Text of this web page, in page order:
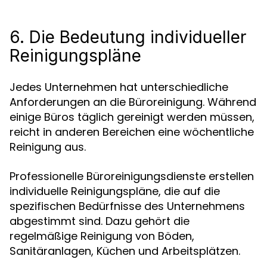
6. Die Bedeutung individueller
Reinigungspläne
Jedes Unternehmen hat unterschiedliche
Anforderungen an die Büroreinigung. Während
einige Büros täglich gereinigt werden müssen,
reicht in anderen Bereichen eine wöchentliche
Reinigung aus.
Professionelle Büroreinigungsdienste erstellen
individuelle Reinigungspläne, die auf die
spezifischen Bedürfnisse des Unternehmens
abgestimmt sind. Dazu gehört die
regelmäßige Reinigung von Böden,
Sanitäranlagen, Küchen und Arbeitsplätzen.